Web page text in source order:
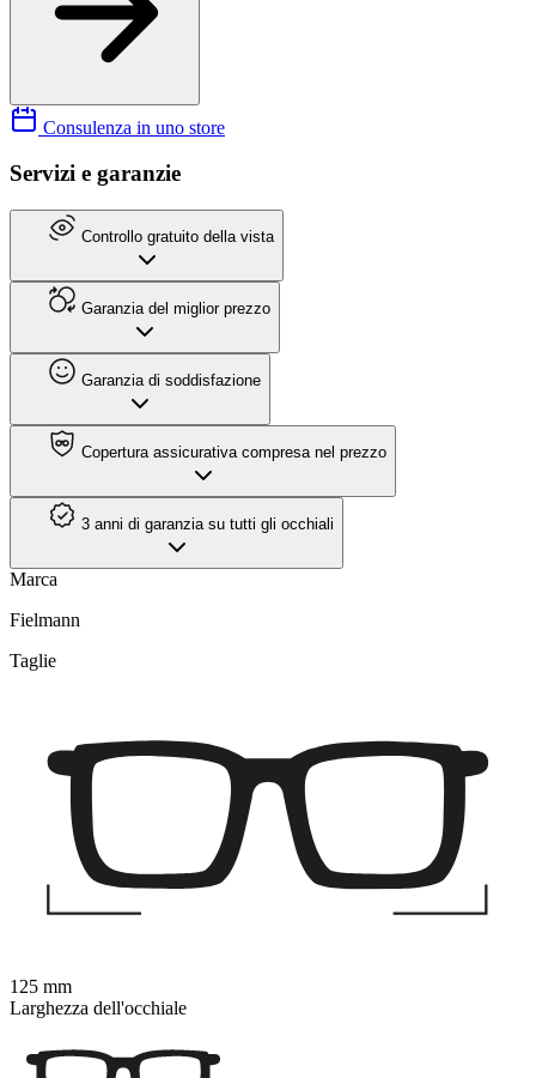
Consulenza in uno store
Servizi e garanzie
Controllo gratuito della vista
Garanzia del miglior prezzo
Garanzia di soddisfazione
Copertura assicurativa compresa nel prezzo
3 anni di garanzia su tutti gli occhiali
Marca
Fielmann
Taglie
125 mm
Larghezza dell'occhiale